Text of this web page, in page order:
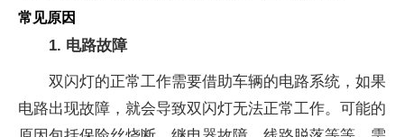
常见原因
1. 电路故障
双闪灯的正常工作需要借助车辆的电路系统，如果
电路出现故障，就会导致双闪灯无法正常工作。可能的